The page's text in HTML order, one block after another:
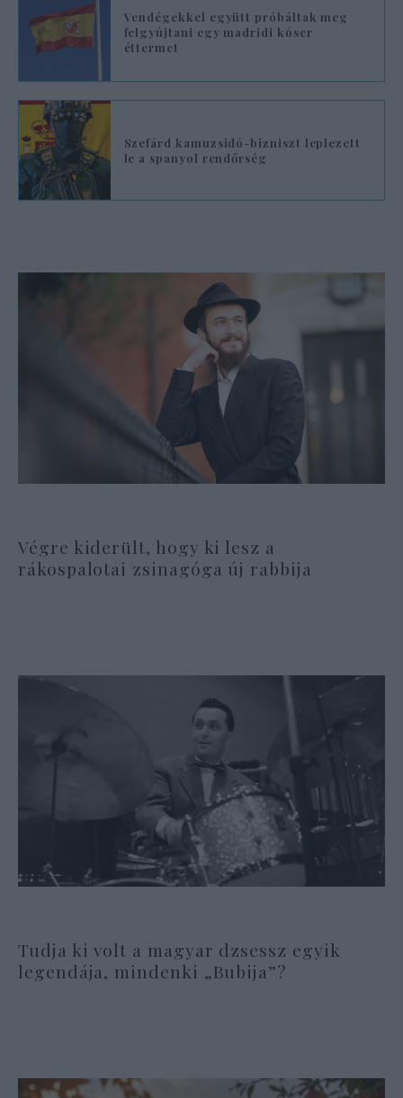
Vendégekkel együtt próbáltak meg
felgyújtani egy madridi kóser
éttermet
Szefárd kamuzsidó-bizniszt leplezett
le a spanyol rendőrség
Végre kiderült, hogy ki lesz a
rákospalotai zsinagóga új rabbija
Tudja ki volt a magyar dzsessz egyik
legendája, mindenki „Bubija”?